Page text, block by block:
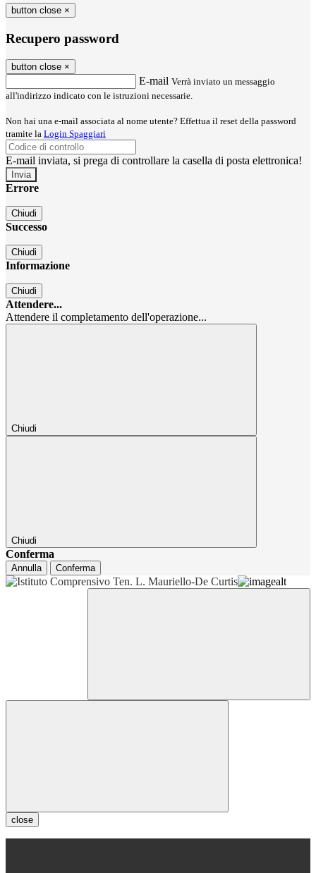
button close ×
Recupero password
button close ×
E-mail Verrà inviato un messaggio
all'indirizzo indicato con le istruzioni necessarie.
Non hai una e-mail associata al nome utente? Effettua il reset della password
tramite la Login Spaggiari
E-mail inviata, si prega di controllare la casella di posta elettronica!
Errore
Chiudi
Successo
Chiudi
Informazione
Chiudi
Attendere...
Attendere il completamento dell'operazione...
Chiudi
Chiudi
Conferma
Annulla Conferma
close